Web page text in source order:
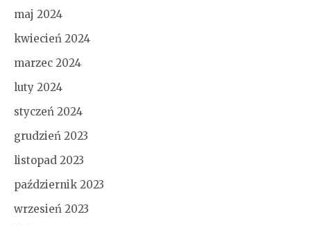
maj 2024
kwiecień 2024
marzec 2024
luty 2024
styczeń 2024
grudzień 2023
listopad 2023
październik 2023
wrzesień 2023